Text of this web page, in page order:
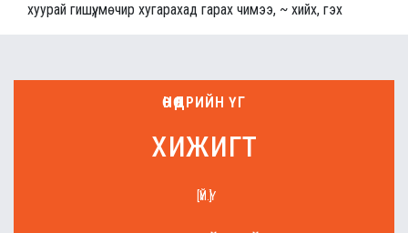
хуурай гишүү, мөчир хугарахад гарах чимээ, ~ хийх, гэх
ӨНӨӨДРИЙН ҮГ
хижигт
[ҮЙ.Ү]